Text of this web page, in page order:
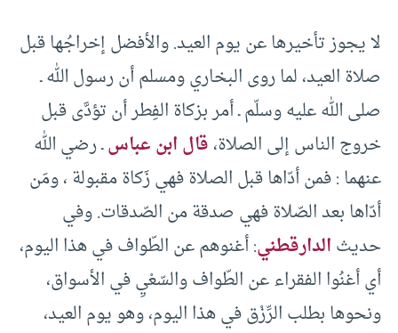
لا يجوز تأخيرها عن يوم العيد. والأفضل إخراجُها قبل
صلاة العيد، لما روى البخاري ومسلم أن رسول الله ـ
صلى الله عليه وسلّم ـ أمر بزكاة الفِطر أن تؤدَّى قبل
خروج الناس إلى الصلاة،قال ابن عباسـ رضي الله
عنهما : فمن أدّاها قبل الصلاة فهي زَكاة مقبولة ، ومَن
أدّاها بعد الصّلاة فهي صدقة من الصّدقات. وفي
حديثالدارقطني: أغنوهم عن الطّواف في هذا اليوم،
أي أغنُوا الفقراء عن الطّواف والسّعْيِ في الأسواق،
ونحوها بطلب الرِّزْق في هذا اليوم، وهو يوم العيد،